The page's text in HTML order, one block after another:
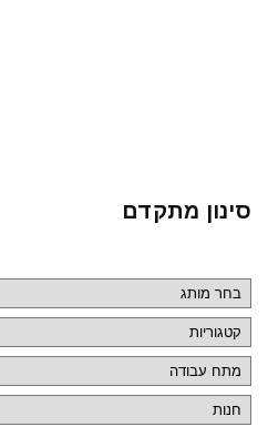
סינון מתקדם